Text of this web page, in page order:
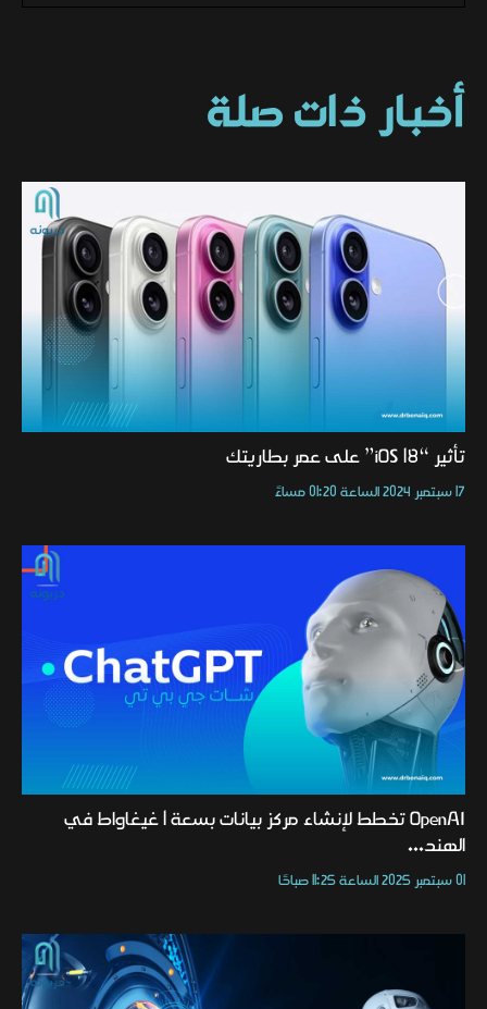
أخبار ذات صلة
تأثير “iOS 18” على عمر بطاريتك
17 سبتمبر 2024 الساعة 01:20 مساءً
OpenAI تخطط لإنشاء مركز بيانات بسعة 1 غيغاواط في
الهند...
01 سبتمبر 2025 الساعة 11:25 صباحًا